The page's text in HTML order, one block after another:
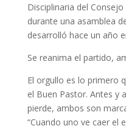
Disciplinaria del
durante una asamblea
desarrolló hace un año
Se reanima el partido,
El orgullo es lo primero
el Buen Pastor. Antes y
pierde, ambos son
“Cuando uno ve caer el